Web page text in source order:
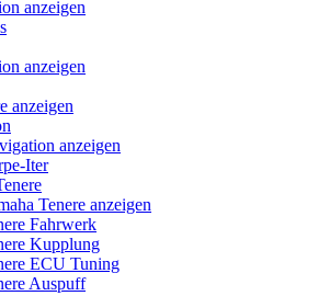
anzeigen
anzeigen
anzeigen
anzeigen
Iter
Tenere anzeigen
Fahrwerk
Kupplung
ECU Tuning
Auspuff